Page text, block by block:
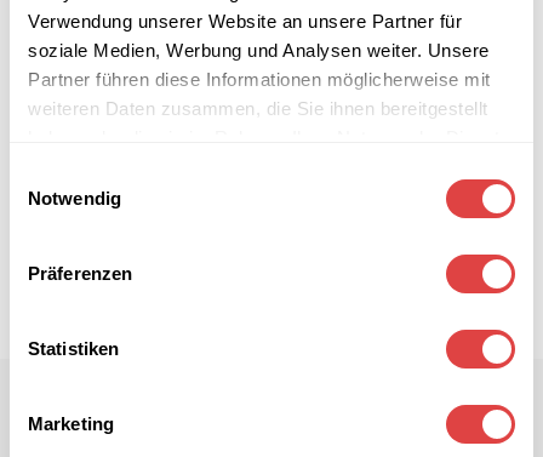
Verwendung unserer Website an unsere Partner für
soziale Medien, Werbung und Analysen weiter. Unsere
Partner führen diese Informationen möglicherweise mit
weiteren Daten zusammen, die Sie ihnen bereitgestellt
Notwendig
Präferenzen
Statistiken
Marketing